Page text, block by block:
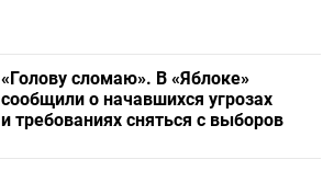
«Голову сломаю». В «Яблоке»
сообщили о начавшихся угрозах
и требованиях сняться с выборов